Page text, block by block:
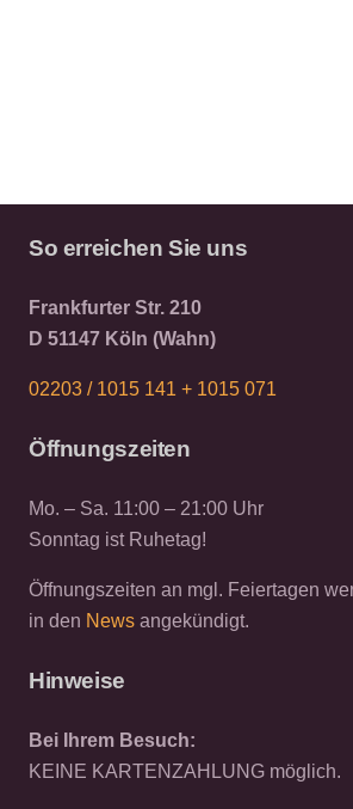
So erreichen Sie uns
Frankfurter Str. 210
D 51147 Köln (Wahn)
02203 / 1015 141 + 1015 071
Öffnungszeiten
Mo. – Sa. 11:00 – 21:00 Uhr
Sonntag ist Ruhetag!
Öffnungszeiten an mgl. Feiertagen
in den News angekündigt.
Hinweise
Bei Ihrem Besuch:
KEINE KARTENZAHLUNG möglich.